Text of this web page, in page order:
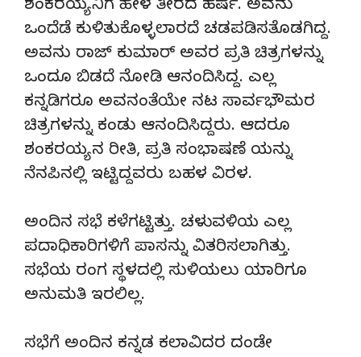
ಶಂಕರಯ್ಯ ನಿಗೆ ಹೇಳ ತೀರದ ಹರ್ಷ. ಅವನು
ಒಂದೆಡೆ ಕುಳಿತುಕೊಳ್ಳಲಾರದೆ ಚಡಪಡಿಸತೊಡಗಿದ್ದ.
ಅವನು ರಾಜ್ ಕುಮಾರ್ ಅವರ ಪ್ರತಿ ಚಿತ್ರಗಳನ್ನು
ಒಂದೂ ಬಿಡದೆ ನೋಡಿ ಆನಂದಿಸಿದ್ದ. ಎಲ್ಲ
ಕನ್ನಡಿಗರೂ ಅವನಂತೆಯೇ ನಟ ಸಾರ್ವಭೌಮರ
ಚಿತ್ರಗಳನ್ನು ಕಂಡು ಆನಂದಿಸಿದ್ದರು. ಆದರೂ
ಶಂಕರಯ್ಯ ನ ರೀತಿ, ಪ್ರತಿ ಸಂಭಾಷಣೆ ಯನ್ನು
ನೆನಪಿನಲ್ಲಿ ಇಟ್ಟಿದ್ದವರು ಬಹಳ ವಿರಳ.
ಅಂದಿನ ಸಭೆ ಕಳೆಗಟ್ಟಿತ್ತು. ಚಳುವಳಿಯ ಎಲ್ಲ
ಪದಾಧಿಕಾರಿಗಳಿಗೆ ಪಾಸನ್ನು ವಿತರಿಸಲಾಗಿತ್ತು.
ಸಭೆಯ ರಂಗ ಸ್ಥಳದಲ್ಲಿ ಸುಳಿಯಲು ಯಾರಿಗೂ
ಅನುಮತಿ ಇರಲಿಲ್ಲ.
ಸಭೆಗೆ ಅಂದಿನ ಕನ್ನಡ ಕಲಾವಿದರ ದಂಡೇ